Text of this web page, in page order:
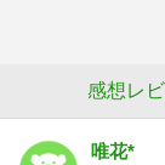
感想レ
唯花*